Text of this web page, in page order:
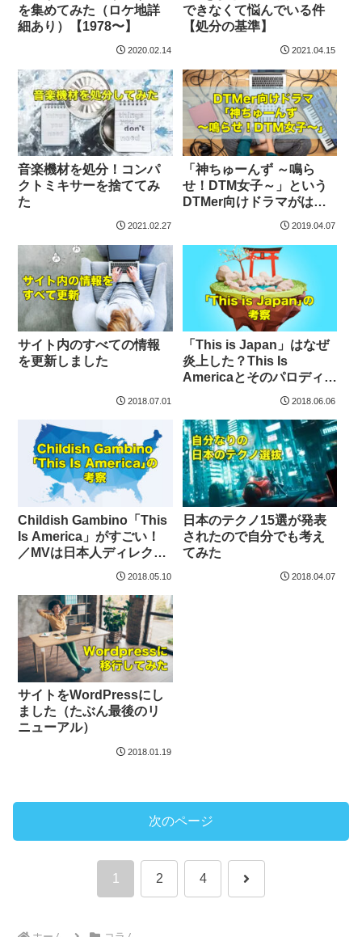
を集めてみた（ロケ地詳
細あり）【1978〜】
2020.02.14
できなくて悩んでいる件
【処分の基準】
2021.04.15
音楽機材を処分！コンパ
クトミキサーを捨ててみ
た
2021.02.27
「神ちゅーんず ～鳴ら
せ！DTM女子～」という
DTMer向けドラマがはじ
2019.04.07
サイト内のすべての情報
を更新しました
2018.07.01
「This is Japan」はなぜ
炎上した？This Is
Americaとそのパロディに
2018.06.06
Childish Gambino「This
Is America」がすごい！
／MVは日本人ディレクタ
ーのヒロ・ムライ
2018.05.10
日本のテクノ15選が発表
されたので自分でも考え
てみた
2018.04.07
サイトをWordPressにし
ました（たぶん最後のリ
ニューアル）
2018.01.19
次のページ
1 2 4 次